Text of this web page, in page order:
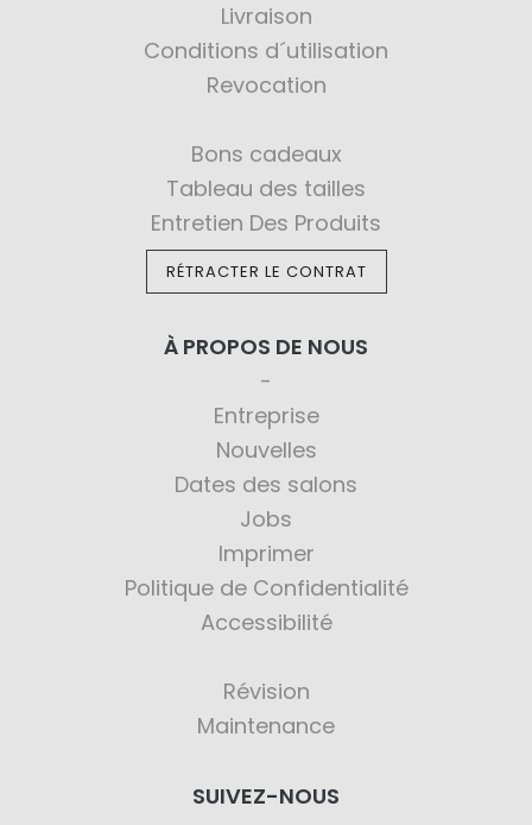
Livraison
Conditions d´utilisation
Revocation
Bons cadeaux
Tableau des tailles
Entretien Des Produits
RÉTRACTER LE CONTRAT
À PROPOS DE NOUS
Entreprise
Nouvelles
Dates des salons
Jobs
Imprimer
Politique de Confidentialité
Accessibilité
Révision
Maintenance
SUIVEZ-NOUS